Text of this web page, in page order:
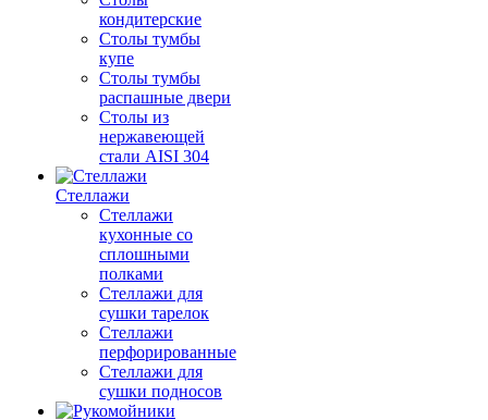
кондитерские
Столы тумбы
купе
Столы тумбы
распашные двери
Столы из
нержавеющей
стали AISI 304
Стеллажи
Стеллажи
кухонные со
сплошными
полками
Стеллажи для
сушки тарелок
Стеллажи
перфорированные
Стеллажи для
сушки подносов